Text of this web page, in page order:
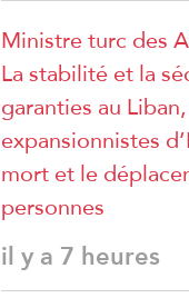
Ministre turc des
La stabilité et la
garanties au
expansionnistes
mort et le
personnes
il y a 7 heures